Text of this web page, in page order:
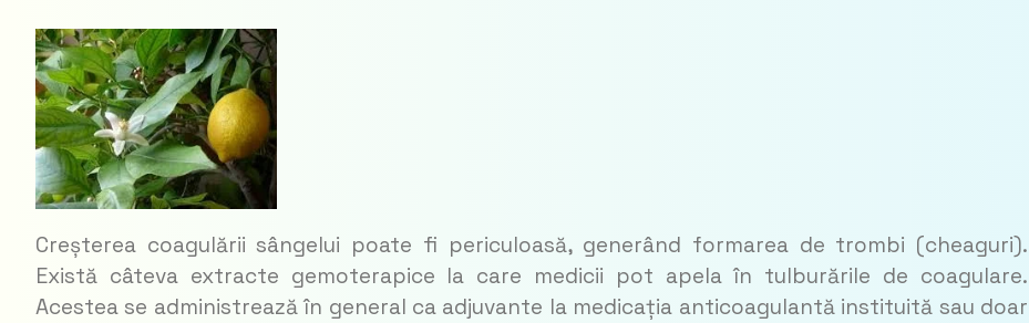
Creșterea coagulării sângelui poate fi pericu­loasă, generând formarea de trombi (chea­guri).
Există câteva extracte gemoterapice la care medi­cii pot apela în tulburările de coagulare.
Acestea se administrează în general ca adjuvante la me­dicația anticoagulantă instituită sau doar